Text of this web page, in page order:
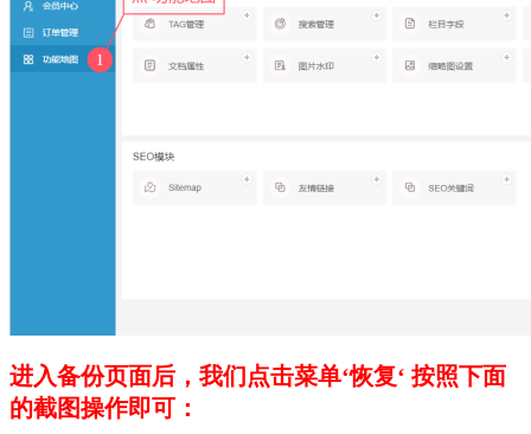
进入备份页面后，我们点击菜单‘恢复‘ 按照下面
的截图操作即可：